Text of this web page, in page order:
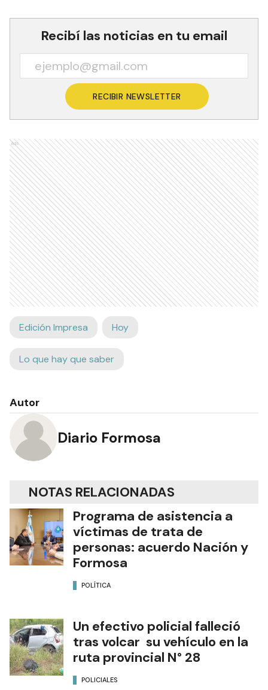
Recibí las noticias en tu email
RECIBIR NEWSLETTER
Ads
Edición Impresa Hoy
Lo que hay que saber
Autor
Diario Formosa
NOTAS RELACIONADAS
Programa de asistencia a
víctimas de trata de
personas: acuerdo Nación y
Formosa
POLÍTICA
Un efectivo policial falleció
tras volcar su vehículo en la
ruta provincial N° 28
POLICIALES